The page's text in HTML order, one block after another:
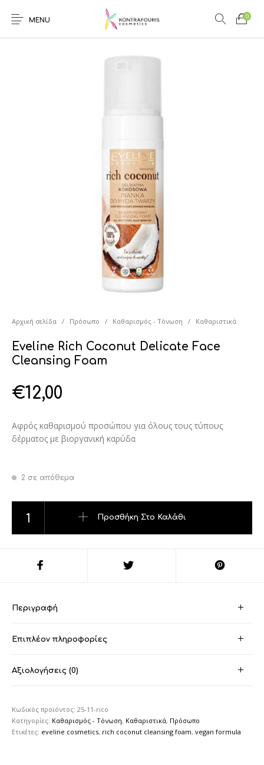
MENU
0
Αρχική σελίδα / Πρόσωπο / Καθαρισμός - Τόνωση / Καθαριστικά
Eveline Rich Coconut Delicate Face
Cleansing Foam
€12,00
Αφρός καθαρισμού προσώπου για όλους τους τύπους
δέρματος με βιοργανική καρύδα
2 σε απόθεμα
Προσθήκη Στο Καλάθι
Περιγραφή
Επιπλέον πληροφορίες
Αξιολογήσεις (0)
Κωδικός προϊόντος:25-11-rico
Κατηγορίες: Καθαρισμός - Τόνωση, Καθαριστικά, Πρόσωπο
Ετικέτες: eveline cosmetics, rich coconut cleansing foam,vegan formula